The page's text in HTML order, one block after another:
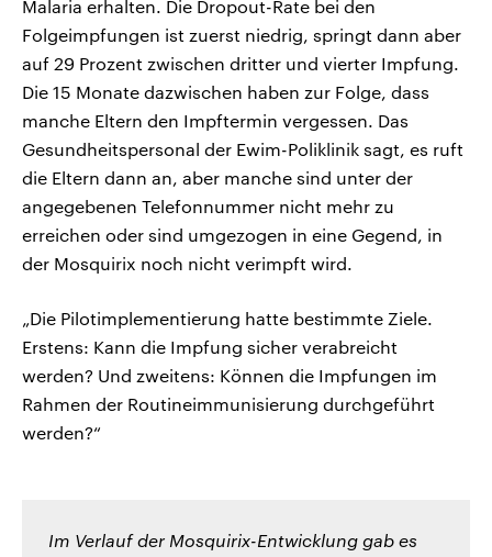
Malaria erhalten. Die Dropout-Rate bei den
Folgeimpfungen ist zuerst niedrig, springt dann aber
auf 29 Prozent zwischen dritter und vierter Impfung.
Die 15 Monate dazwischen haben zur Folge, dass
manche Eltern den Impftermin vergessen. Das
Gesundheitspersonal der Ewim-Poliklinik sagt, es ruft
die Eltern dann an, aber manche sind unter der
angegebenen Telefonnummer nicht mehr zu
erreichen oder sind umgezogen in eine Gegend, in
der Mosquirix noch nicht verimpft wird.
„Die Pilotimplementierung hatte bestimmte Ziele.
Erstens: Kann die Impfung sicher verabreicht
werden? Und zweitens: Können die Impfungen im
Rahmen der Routineimmunisierung durchgeführt
werden?“
Im Verlauf der Mosquirix-Entwicklung gab es